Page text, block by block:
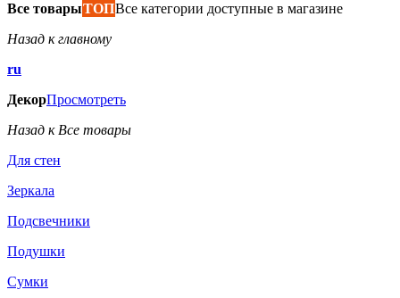
Все товарыТОПВсе категории доступные в магазине
Назад к главному
ru
ДекорПросмотреть
Назад к Все товары
Для стен
Зеркала
Подсвечники
Подушки
Сумки